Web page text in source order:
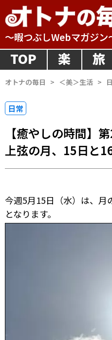
～暇つぶしWebマガジン
TOP 楽 旅
オトナの毎日 > ＜美＞生活 >
日常
【癒やしの時間
上弦の月、15日と
今週5月15日（水）は、月
となります。